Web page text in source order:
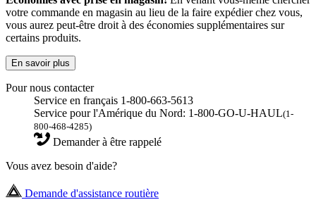
votre commande en magasin au lieu de la faire expédier chez vous,
vous aurez peut-être droit à des économies supplémentaires sur
certains produits.
En savoir plus
Pour nous contacter
Service en français 1-800-663-5613
Service pour l'Amérique du Nord: 1-800-GO-U-HAUL(1-
800-468-4285)
Demander à être rappelé
Vous avez besoin d'aide?
Demande d'assistance routière